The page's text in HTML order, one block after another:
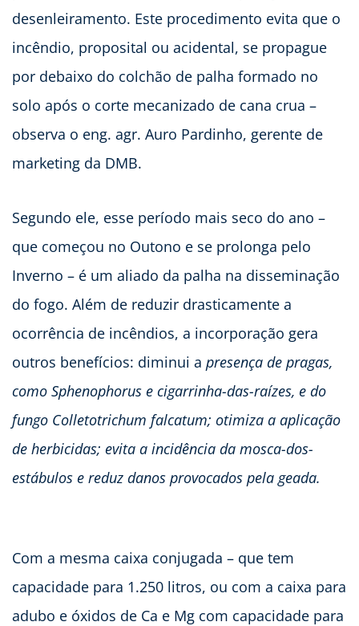
desenleiramento. Este procedimento evita que o
incêndio, proposital ou acidental, se propague
por debaixo do colchão de palha formado no
solo após o corte mecanizado de cana crua –
observa o eng. agr. Auro Pardinho, gerente de
marketing da DMB.
Segundo ele, esse período mais seco do ano –
que começou no Outono e se prolonga pelo
Inverno – é um aliado da palha na disseminação
do fogo. Além de reduzir drasticamente a
ocorrência de incêndios, a incorporação gera
outros benefícios: diminui a presença de pragas,
como Sphenophorus e cigarrinha-das-raízes, e do
fungo Colletotrichum falcatum; otimiza a aplicação
de herbicidas; evita a incidência da mosca-dos-
estábulos e reduz danos provocados pela geada.
Com a mesma caixa conjugada – que tem
capacidade para 1.250 litros, ou com a caixa para
adubo e óxidos de Ca e Mg com capacidade para